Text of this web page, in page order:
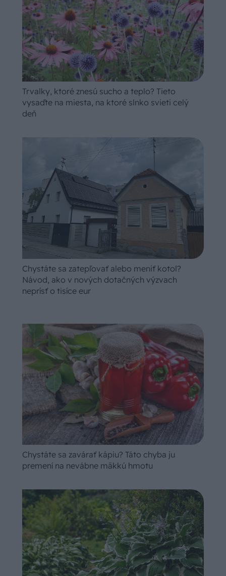
Trvalky, ktoré znesú sucho a teplo? Tieto
vysaďte na miesta, na ktoré slnko svieti celý
deň
Chystáte sa zatepľovať alebo meniť kotol?
Návod, ako v nových dotačných výzvach
neprísť o tisíce eur
Chystáte sa zavárať kápiu? Táto chyba ju
premení na nevábne mäkkú hmotu